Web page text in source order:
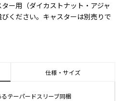
ー用（ダイカストナット・アジャ
ください。キャスターは別売りで
仕様・サイズ
テーパードスリーブ同梱